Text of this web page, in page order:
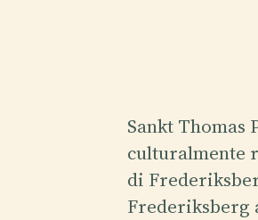
Sankt Thomas
culturalmente
di
Frederiksberg